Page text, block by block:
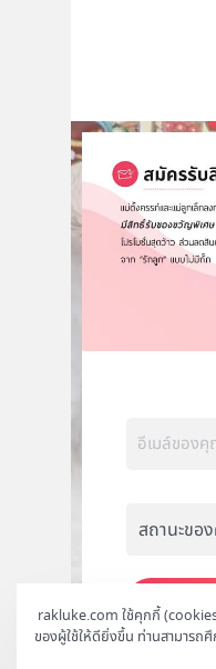
rakluke.com ใช้คุกกี้
ของผู้ใช้ให้ดียิ่งขึ้น ท่านสามารถศึ